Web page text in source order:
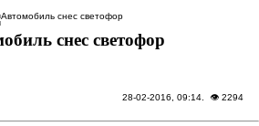
снес светофор
28-02-2016, 09:14. 👁 2294